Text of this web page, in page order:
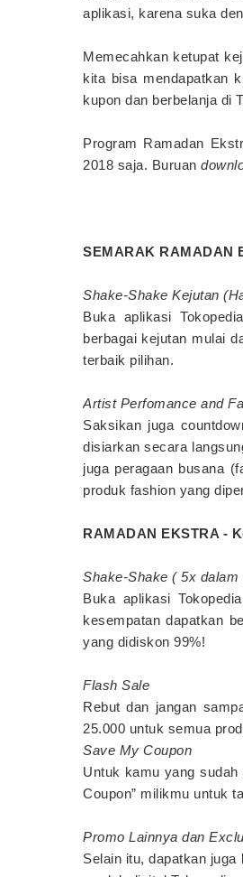
aplikasi, karena suka
Memecahkan ketupat
kita bisa mendapatkan
kupon dan berbelanja di
Program Ramadan
2018 saja. Buruan
SEMARAK RAMADAN
Shake-Shake Kejutan
Buka aplikasi
berbagai kejutan mulai
terbaik pilihan.
Artist Perfomance and
Saksikan juga
disiarkan secara
juga peragaan busana
produk fashion yang
RAMADAN EKSTRA -
Shake-Shake ( 5x
Buka aplikasi
kesempatan dapatkan
yang didiskon 99%!
Flash Sale
Rebut dan jangan
25.000 untuk semua
Save My Coupon
Untuk kamu yang
Coupon” milikmu untuk
Promo Lainnya dan
Selain itu, dapatkan